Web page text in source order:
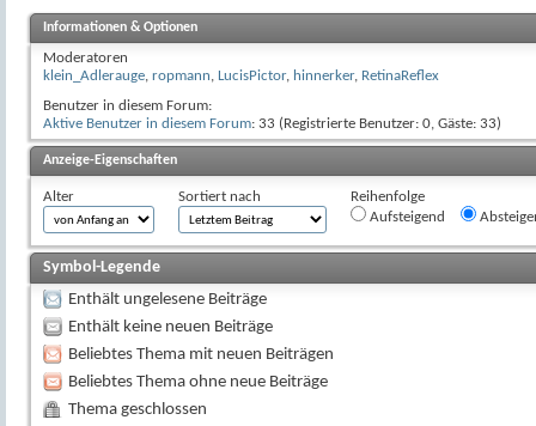
Informationen & Optionen
Moderatoren
klein_Adlerauge, ropmann, LucisPictor, hinnerker, RetinaReflex
Benutzer in diesem Forum:
Aktive Benutzer in diesem Forum: 33 (Registrierte Benutzer: 0, Gäste: 33)
Anzeige-Eigenschaften
Alter Sortiert nach
Reihenfolge
Aufsteigend
Symbol-Legende
Enthält ungelesene Beiträge
Enthält keine neuen Beiträge
Beliebtes Thema mit neuen Beiträgen
Beliebtes Thema ohne neue Beiträge
Thema geschlossen